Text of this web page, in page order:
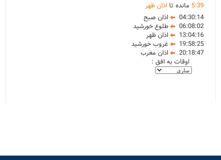
5:39 مانده تااذان ظهر
04:30:14
اذان صبح
06:08:02
طلوع خورشید
13:04:16
اذان ظهر
19:58:25
غروب خورشید
20:18:47
اذان مغرب
اوقات به افق :